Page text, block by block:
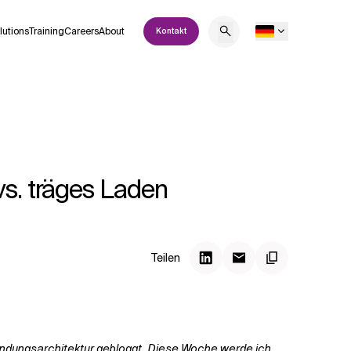
TrainingCareersAbout Kontakt
träges Laden
Teilen